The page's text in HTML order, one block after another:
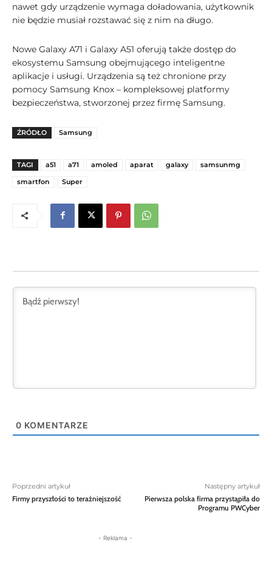
nawet gdy urządzenie wymaga doładowania, użytkownik
nie będzie musiał rozstawać się z nim na długo.
Nowe Galaxy A71 i Galaxy A51 oferują także dostęp do
ekosystemu Samsung obejmującego inteligentne
aplikacje i usługi. Urządzenia są też chronione przy
pomocy Samsung Knox – kompleksowej platformy
bezpieczeństwa, stworzonej przez firmę Samsung.
ŹRÓDŁO Samsung
TAGI a51 a71 amoled aparat galaxy
samsunmg
smartfon
Super
0 KOMENTARZE
Poprzedni artykuł
Firmy przyszłości to teraźniejszość
Następny artykuł
Pierwsza polska firma przystąpiła do
Programu PWCyber
- Reklama -